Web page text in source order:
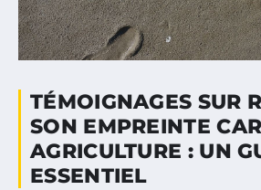
TÉMOIGNAGES SUR
SON EMPREINTE
AGRICULTURE : UN
ESSENTIEL